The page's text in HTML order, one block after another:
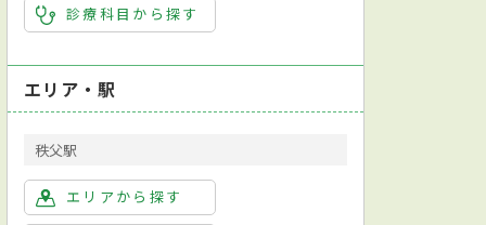
診療科目から探す
エリア・駅
秩父駅
エリアから探す